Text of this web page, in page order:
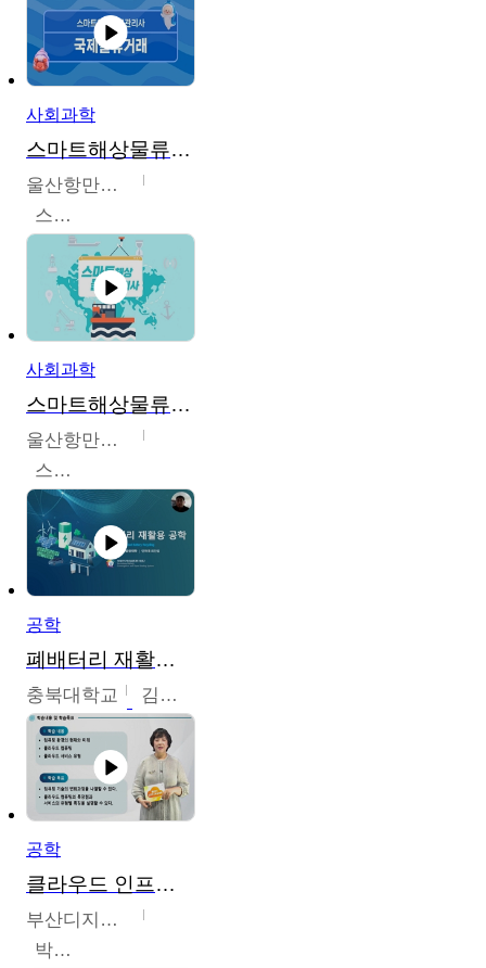
사회과학
스마트해상물류관리사 교육과정
울산항만공사
스마트해상물류관리사 교육위원회
사회과학
스마트해상물류관리사 교육과정2
울산항만공사
스마트해상물류관리사 교육위원회
공학
폐배터리 재활용 공학
충북대학교 김영재,최진섭,한성수,한요셉,윤문수,박유세,강동우,박민준,이동주,조채용
공학
클라우드 인프라 구축 및 활용
부산디지털대학교
박수현